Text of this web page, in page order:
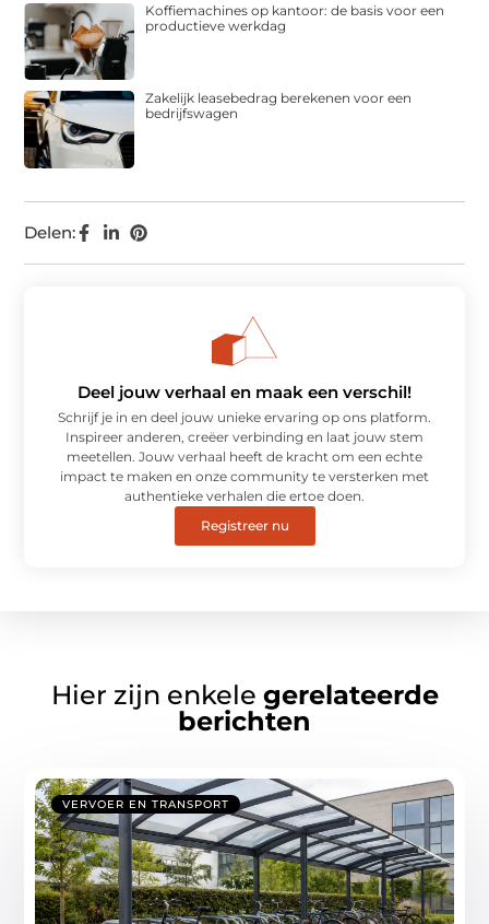
Delen:
Koffiemachines op kantoor: de basis voor een
productieve werkdag
Zakelijk leasebedrag berekenen voor een
bedrijfswagen
Deel jouw verhaal en maak een verschil!
Schrijf je in en deel jouw unieke ervaring op ons platform.
Inspireer anderen, creëer verbinding en laat jouw stem
meetellen. Jouw verhaal heeft de kracht om een echte
impact te maken en onze community te versterken met
authentieke verhalen die ertoe doen.
Registreer nu
Hier zijn enkele gerelateerde
berichten
VERVOER EN TRANSPORT